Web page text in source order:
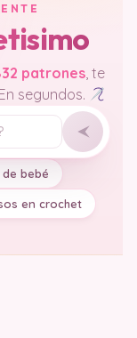
patrones, te
segundos.
bebé
en crochet